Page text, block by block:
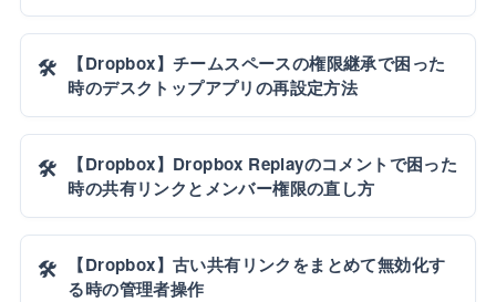
🛠️
【Dropbox】チームスペースの権限継承で困った
時のデスクトップアプリの再設定方法
🛠️
【Dropbox】Dropbox Replayのコメントで困った
時の共有リンクとメンバー権限の直し方
🛠️
【Dropbox】古い共有リンクをまとめて無効化す
る時の管理者操作